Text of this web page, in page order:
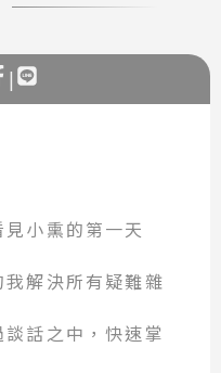
|
小熏的第一天
解決所有疑難雜
話之中，快速掌